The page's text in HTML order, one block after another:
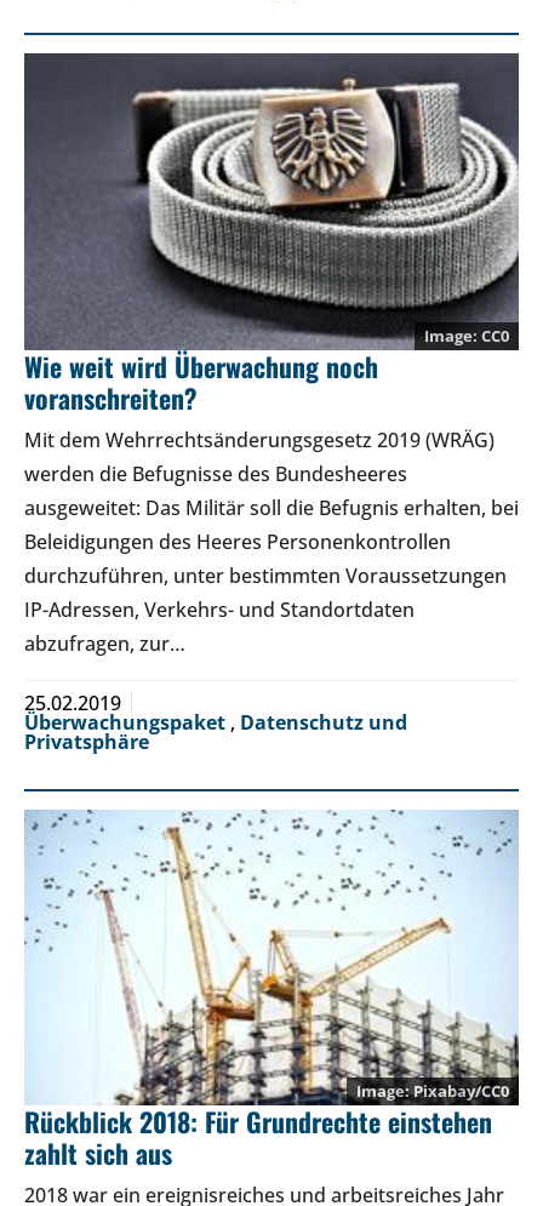
CC0
Wie weit wird Überwachung noch
voranschreiten?
Mit dem Wehrrechtsänderungsgesetz 2019 (WRÄG)
werden die Befugnisse des Bundesheeres
ausgeweitet: Das Militär soll die Befugnis erhalten, bei
Beleidigungen des Heeres Personenkontrollen
durchzuführen, unter bestimmten Voraussetzungen
IP-Adressen, Verkehrs- und Standortdaten
abzufragen, zur…
25.02.2019
Überwachungspaket , Datenschutz und
Privatsphäre
Pixabay/CC0
Rückblick 2018: Für Grundrechte einstehen
zahlt sich aus
2018 war ein ereignisreiches und arbeitsreiches Jahr